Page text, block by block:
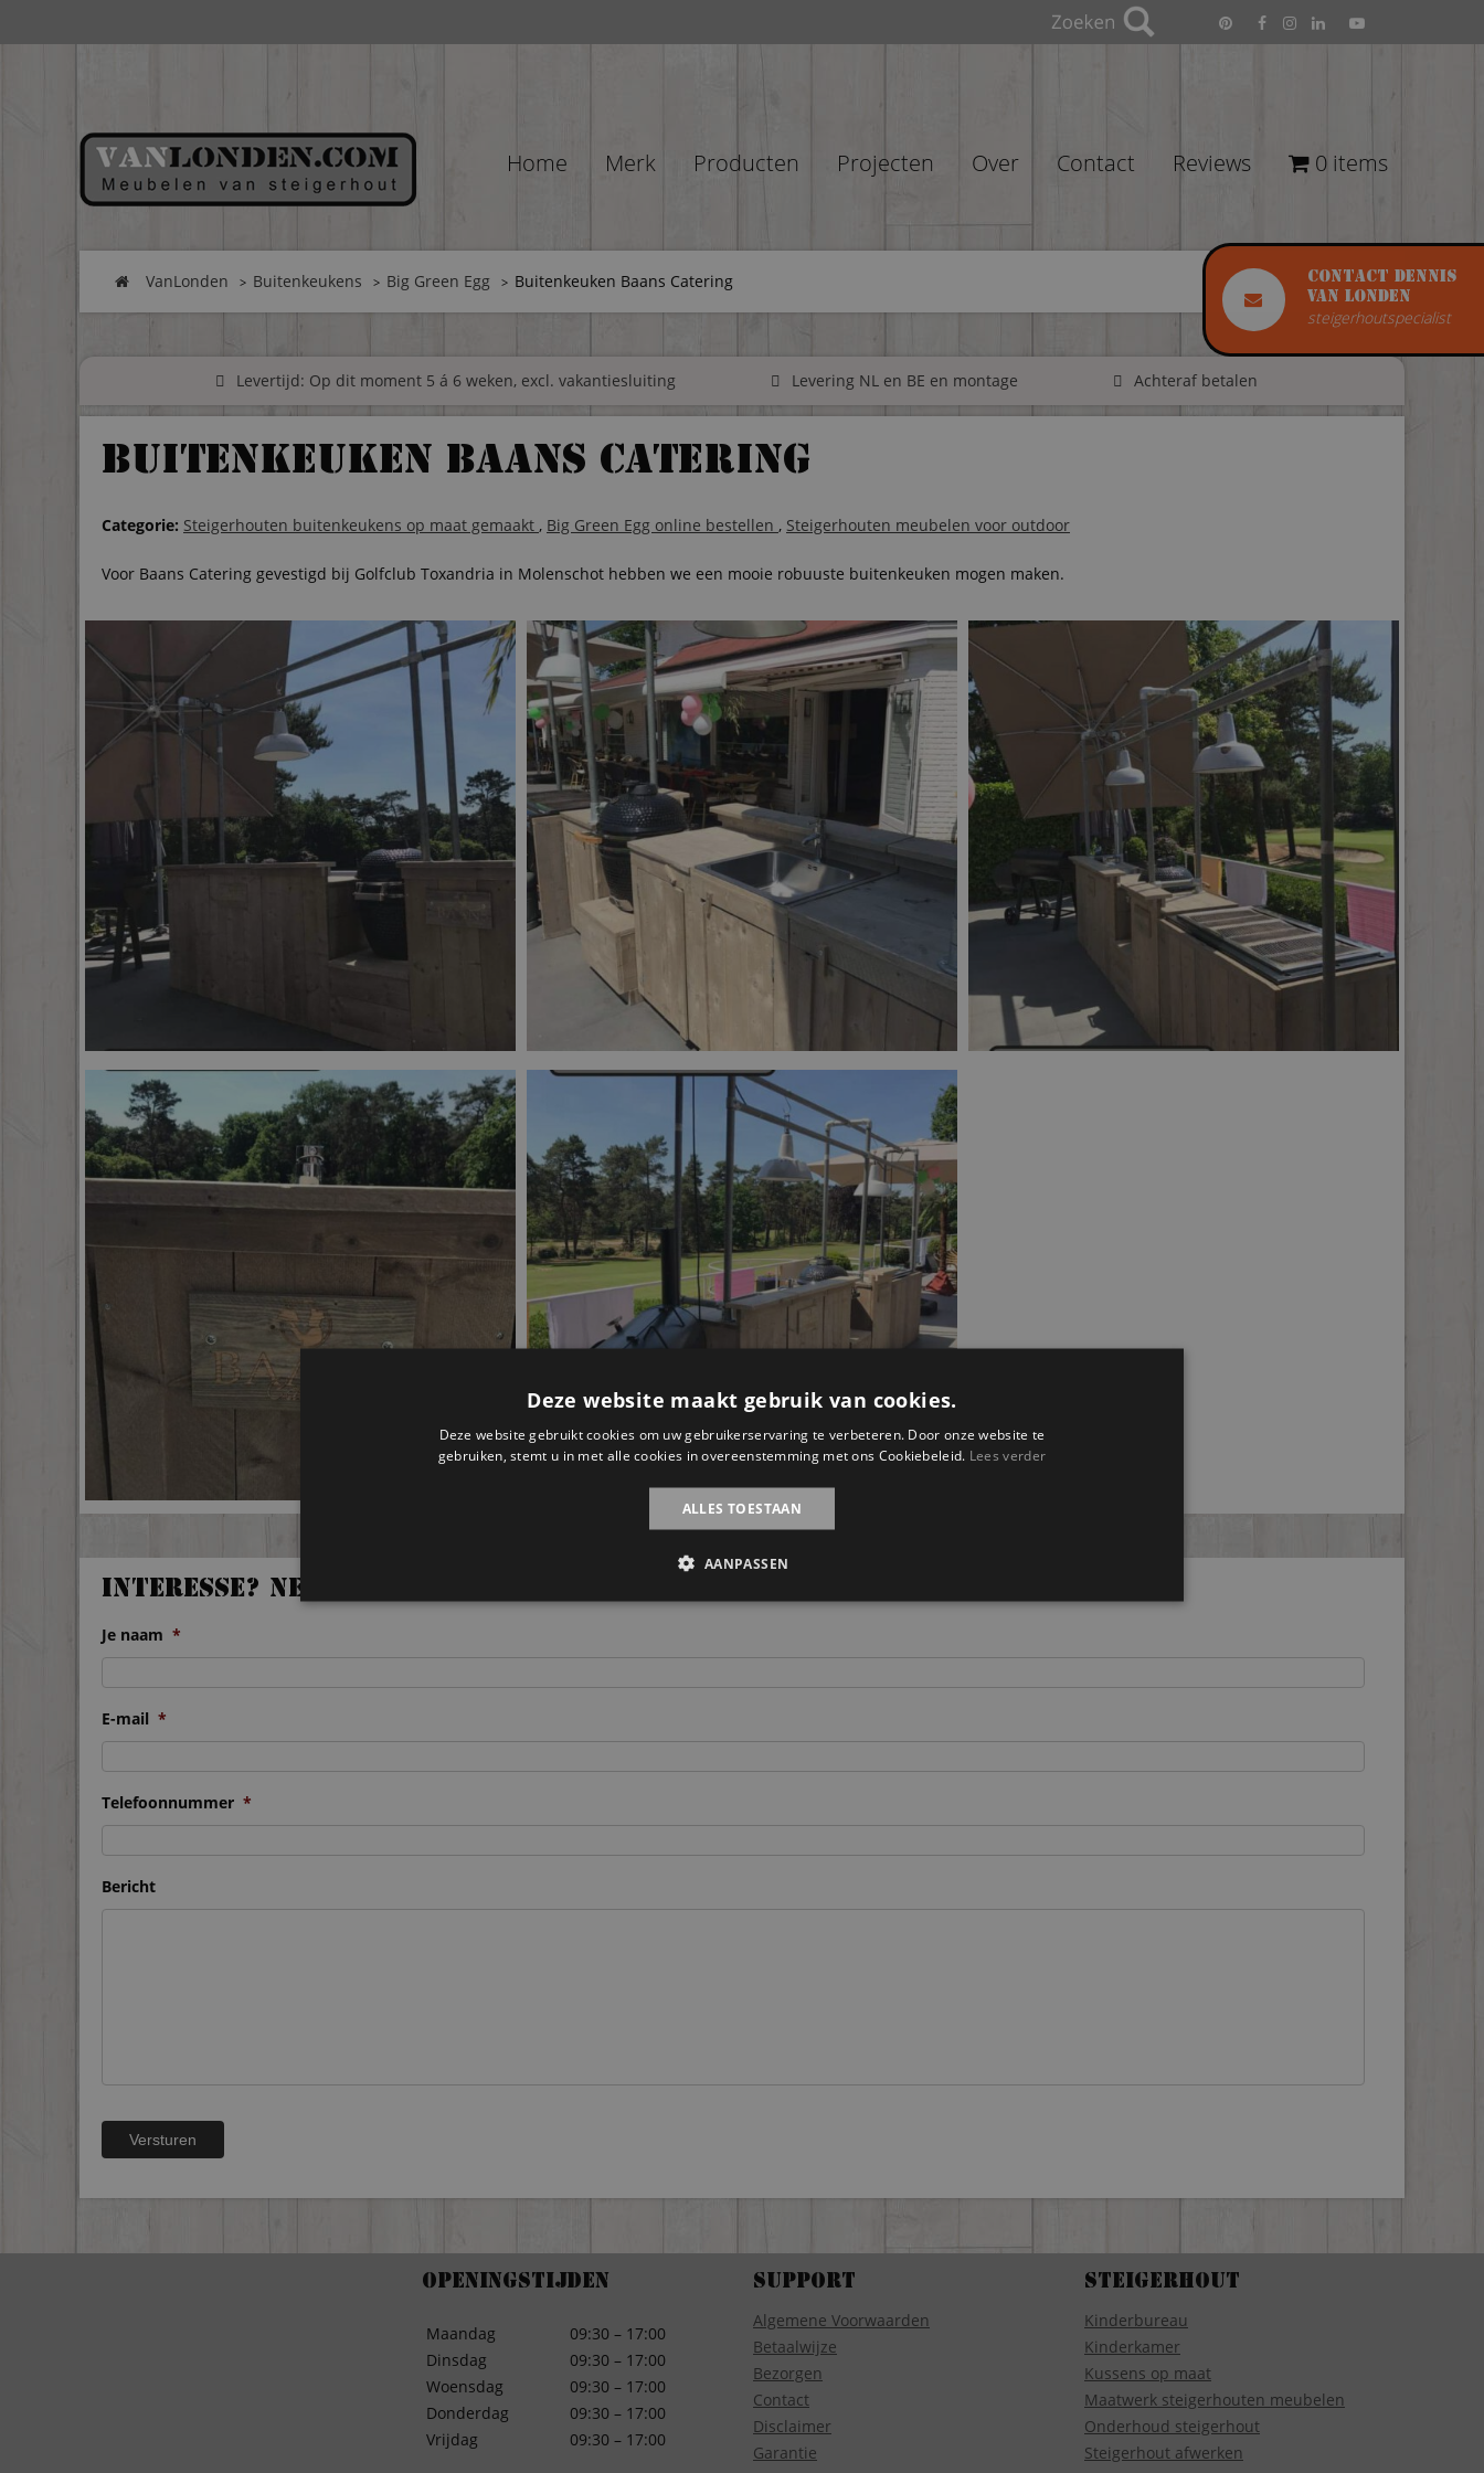
Contact Dennis
van Londen
steigerhoutspecialist
Home Merk Producten Projecten Over Contact Reviews 0 items
VanLonden Buitenkeukens Big Green Egg Buitenkeuken Baans Catering
Levertijd: Op dit moment 5 á 6 weken, excl. vakantiesluiting Levering NL en BE en montage Achteraf betalen
Buitenkeuken Baans Catering
Categorie: Steigerhouten buitenkeukens op maat gemaakt , Big Green Egg online bestellen , Steigerhouten meubelen voor outdoor
Voor Baans Catering gevestigd bij Golfclub Toxandria in Molenschot hebben we een mooie robuuste buitenkeuken mogen maken.
Interesse? Neem contact op!
Je naam *
E-mail *
Telefoonnummer *
Bericht
Openingstijden
Maandag
Dinsdag
Woensdag
Donderdag
Vrijdag
09:30 – 17:00
09:30 – 17:00
09:30 – 17:00
09:30 – 17:00
09:30 – 17:00
Support
Algemene Voorwaarden
Betaalwijze
Bezorgen
Contact
Disclaimer
Garantie
Steigerhout
Kinderbureau
Kinderkamer
Kussens op maat
Maatwerk steigerhouten meubelen
Onderhoud steigerhout
Steigerhout afwerken
Deze website maakt gebruik van cookies.
Deze website gebruikt cookies om uw gebruikerservaring te verbeteren. Door onze website te
gebruiken, stemt u in met alle cookies in overeenstemming met ons Cookiebeleid. Lees verder
ALLES TOESTAAN
AANPASSEN